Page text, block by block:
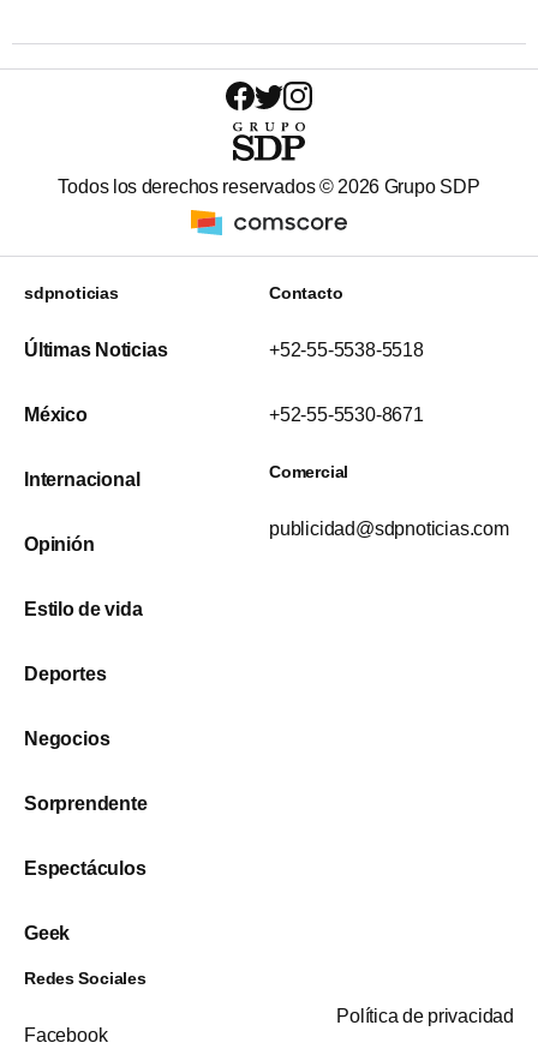
Todos los derechos reservados ©2026 Grupo SDP
sdpnoticias
Últimas Noticias
México
Internacional
Opinión
Estilo de vida
Deportes
Negocios
Sorprendente
Espectáculos
Geek
Contacto
+52-55-5538-5518
+52-55-5530-8671
Comercial
publicidad@sdpnoticias.com
Redes Sociales
Facebook
Política de privacidad